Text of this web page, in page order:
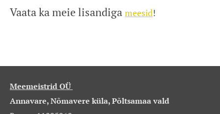
Vaata ka meie lisandiga meesid!
Meemeistrid OÜ
Annavare, Nõmavere küla, Põltsamaa vald